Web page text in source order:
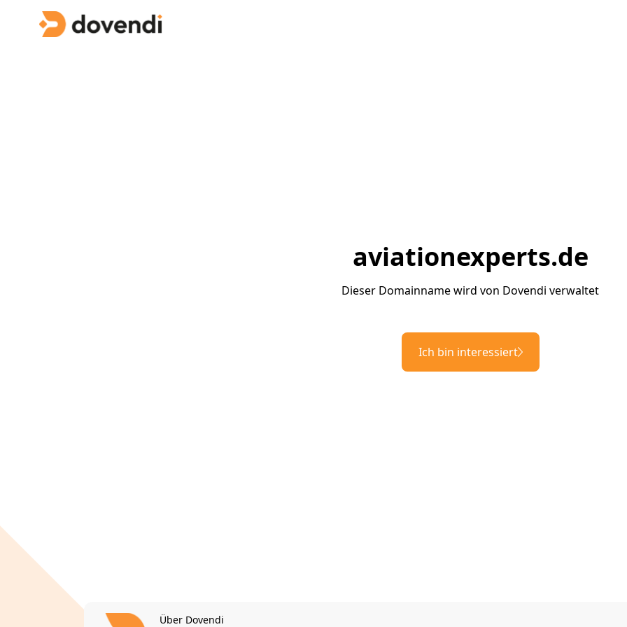
aviationexperts.de
Dieser Domainname wird von Dovendi verwaltet
Ich bin interessiert
Über Dovendi